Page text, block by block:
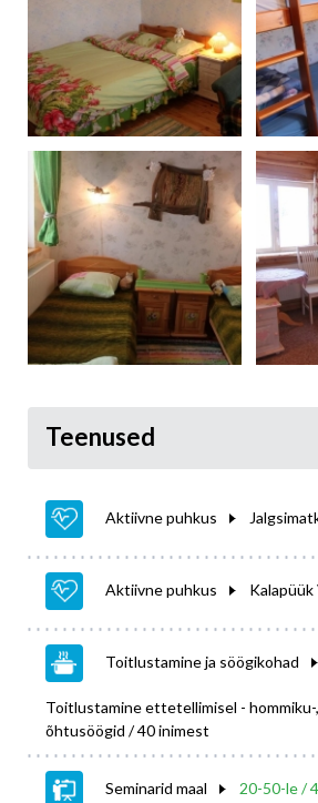
Teenused
Aktiivne puhkus
Aktiivne puhkus Kalapüük
Toitlustamine ja söögikohad
Toitlustamine ettetellimisel - hommiku-
õhtusöögid / 40 inimest
Seminarid maal 20-50-le /